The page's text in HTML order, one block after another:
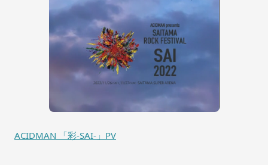
ACIDMAN 「彩-SAI-」PV